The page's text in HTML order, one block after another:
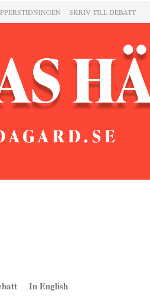
SKRIV TILL DEBATT
In English